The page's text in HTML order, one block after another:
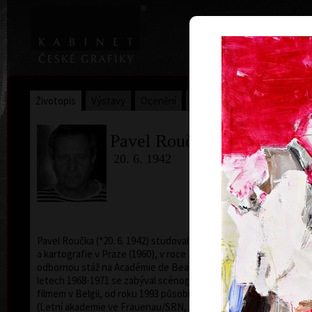
Home |
Životopis
Pavel Roučka
20. 6. 1942
Pavel Roučka (*20. 6. 1942) studoval na SPŠ geodézie
a kartografie v Praze (1960), v roce 1995 absolvoval
odbornou stáž na Académie de Beaux-Arts v Paříži. V
letech 1968-1971 se zabýval scénografií s kresleným
filmem v Belgii, od roku 1993 působí jako pedagog
(Letní akademie ve Frauenau/SRN, Akademie